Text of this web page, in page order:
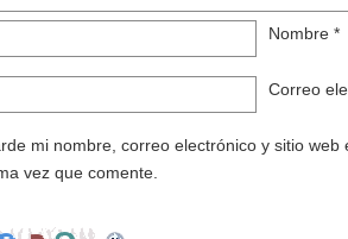
Nombre *
Correo
mi nombre, correo electrónico y sitio web
vez que comente.